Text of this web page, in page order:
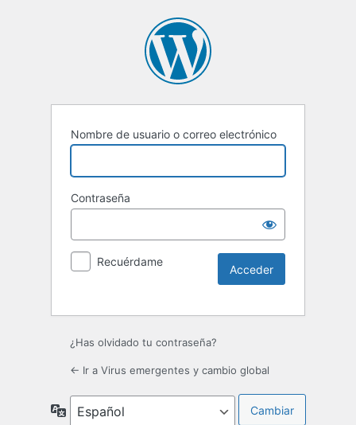
Nombre de usuario o correo electrónico
Contraseña
Recuérdame
¿Has olvidado tu contraseña?
← Ir a Virus emergentes y cambio global
Idioma